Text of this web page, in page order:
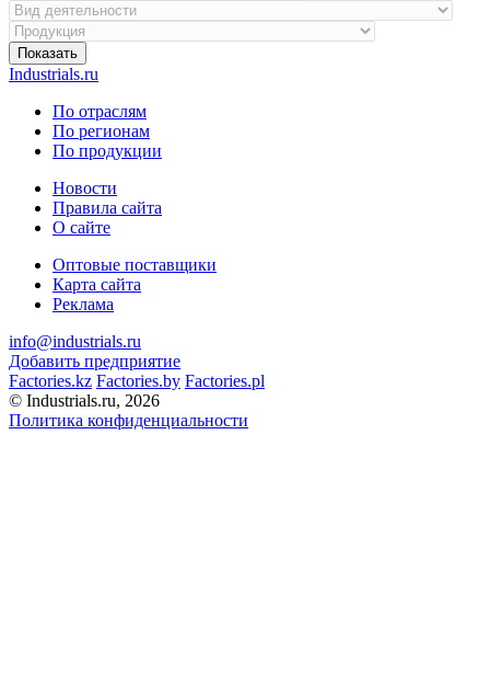
Показать
Industrials.ru
По отраслям
По регионам
По продукции
Новости
Правила сайта
О сайте
Оптовые поставщики
Карта сайта
Реклама
info@industrials.ru
Добавить предприятие
Factories.kz Factories.by Factories.pl
© Industrials.ru, 2026
Политика конфиденциальности